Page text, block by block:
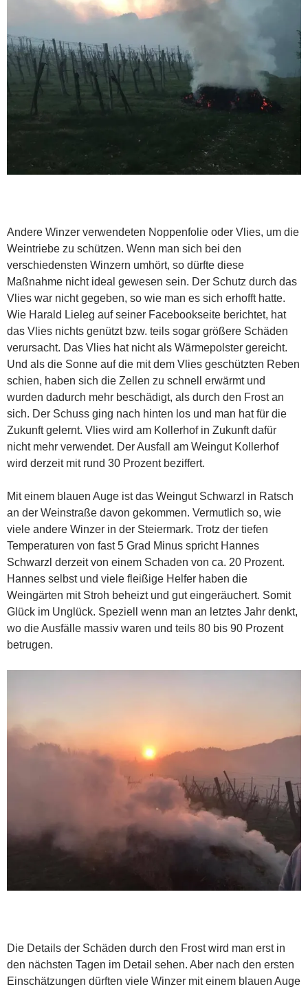
Andere Winzer verwendeten Noppenfolie oder Vlies, um die
Weintriebe zu schützen. Wenn man sich bei den
verschiedensten Winzern umhört, so dürfte diese
Maßnahme nicht ideal gewesen sein. Der Schutz durch das
Vlies war nicht gegeben, so wie man es sich erhofft hatte.
Wie Harald Lieleg auf seiner Facebookseite berichtet, hat
das Vlies nichts genützt bzw. teils sogar größere Schäden
verursacht. Das Vlies hat nicht als Wärmepolster gereicht.
Und als die Sonne auf die mit dem Vlies geschützten Reben
schien, haben sich die Zellen zu schnell erwärmt und
wurden dadurch mehr beschädigt, als durch den Frost an
sich. Der Schuss ging nach hinten los und man hat für die
Zukunft gelernt. Vlies wird am Kollerhof in Zukunft dafür
nicht mehr verwendet. Der Ausfall am Weingut Kollerhof
wird derzeit mit rund 30 Prozent beziffert.
Mit einem blauen Auge ist das Weingut Schwarzl in Ratsch
an der Weinstraße davon gekommen. Vermutlich so, wie
viele andere Winzer in der Steiermark. Trotz der tiefen
Temperaturen von fast 5 Grad Minus spricht Hannes
Schwarzl derzeit von einem Schaden von ca. 20 Prozent.
Hannes selbst und viele fleißige Helfer haben die
Weingärten mit Stroh beheizt und gut eingeräuchert. Somit
Glück im Unglück. Speziell wenn man an letztes Jahr denkt,
wo die Ausfälle massiv waren und teils 80 bis 90 Prozent
betrugen.
Die Details der Schäden durch den Frost wird man erst in
den nächsten Tagen im Detail sehen. Aber nach den ersten
Einschätzungen dürften viele Winzer mit einem blauen Auge